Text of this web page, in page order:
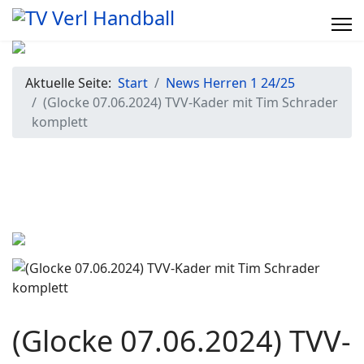
Aktuelle Seite: Start
News Herren 1 24/25
(Glocke 07.06.2024) TVV-Kader mit Tim Schrader
komplett
(Glocke 07.06.2024) TVV-